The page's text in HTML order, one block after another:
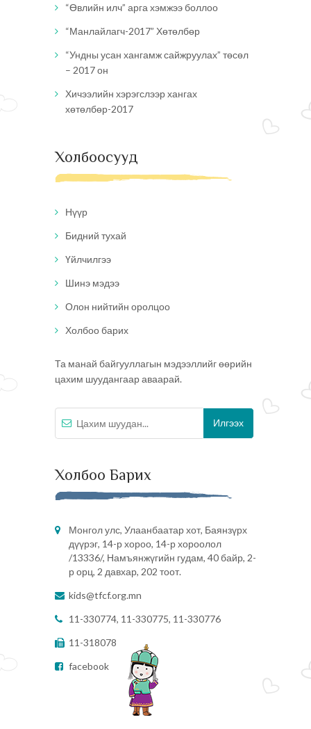
“Өвлийн илч” арга хэмжээ боллоо
“Манлайлагч-2017” Хөтөлбөр
“Ундны усан хангамж сайжруулах” төсөл
– 2017 он
Хичээлийн хэрэгслээр хангах
хөтөлбөр-2017
Холбоосууд
Нүүр
Бидний тухай
Үйлчилгээ
Шинэ мэдээ
Олон нийтийн оролцоо
Холбоо барих
Та манай байгууллагын мэдээллийг өөрийн
цахим шуудангаар аваарай.
Холбоо Барих
Монгол улс, Улаанбаатар хот, Баянзүрх
дүүрэг, 14-р хороо, 14-р хороолол
/13336/, Намъянжүгийн гудам, 40 байр, 2-
р орц, 2 давхар, 202 тоот.
kids@tfcf.org.mn
11-330774, 11-330775, 11-330776
11-318078
facebook